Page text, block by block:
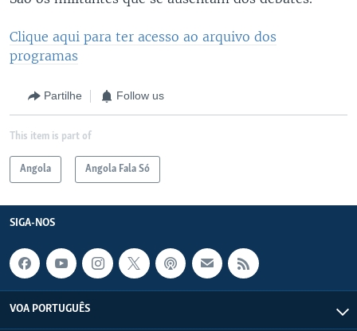
Clique aqui para ter acesso ao arquivo dos
programas
Partilhe Follow us
This item is part of
Angola Angola Fala Só
SIGA-NOS
VOA PORTUGUÊS